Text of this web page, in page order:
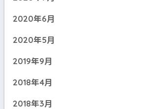
2020年6月
2020年5月
2019年9月
2018年4月
2018年3月